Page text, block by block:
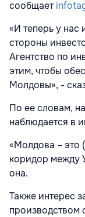
сообщает
«И теперь у
стороны
Агентство по
этим, чтобы
Молдовы», -
По ее словам,
наблюдается в
«Молдова – это
коридор между
она.
Также интерес
производством